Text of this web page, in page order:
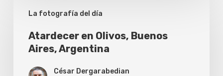
La fotografía del día
Olivos,
Buenos
Aires,
Atardecer en Olivos, Buenos
Aires, Argentina
César Dergarabedian